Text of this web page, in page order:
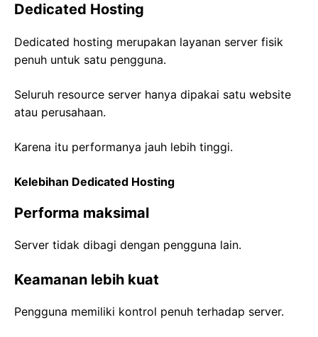
Dedicated Hosting
Dedicated hosting merupakan layanan server fisik
penuh untuk satu pengguna.
Seluruh resource server hanya dipakai satu website
atau perusahaan.
Karena itu performanya jauh lebih tinggi.
Kelebihan Dedicated Hosting
Performa maksimal
Server tidak dibagi dengan pengguna lain.
Keamanan lebih kuat
Pengguna memiliki kontrol penuh terhadap server.